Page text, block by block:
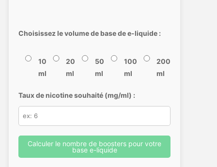
Choisissez le volume de base de e-liquide :
10
ml
20
ml
50
ml
100
ml
200
ml
Taux de nicotine souhaité (mg/ml) :
Calculer le nombre de boosters pour votre
base e-liquide